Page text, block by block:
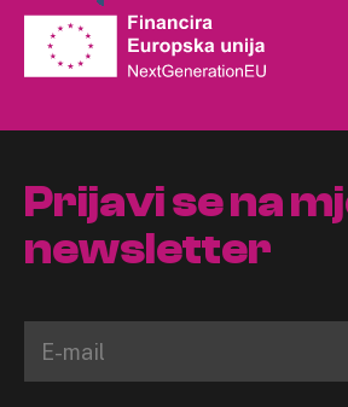
Prijavi se na
newsletter